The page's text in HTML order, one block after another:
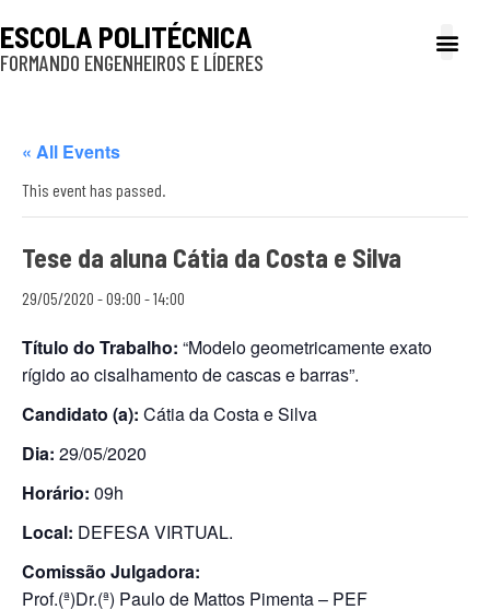
ESCOLA POLITÉCNICA
FORMANDO ENGENHEIROS E LÍDERES
« All Events
This event has passed.
Tese da aluna Cátia da Costa e Silva
29/05/2020 - 09:00 -14:00
Título do Trabalho: “Modelo geometricamente exato
rígido ao cisalhamento de cascas e barras”.
Candidato (a): Cátia da Costa e Silva
Dia: 29/05/2020
Horário: 09h
Local: DEFESA VIRTUAL.
Comissão Julgadora:
Prof.(ª)Dr.(ª) Paulo de Mattos Pimenta – PEF